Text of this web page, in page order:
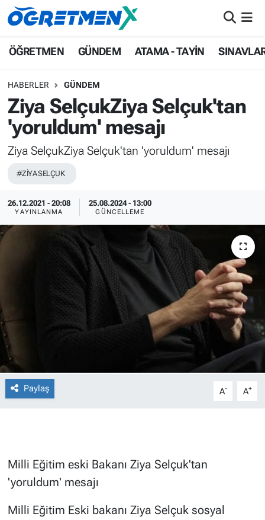
ÖĞRETMEN GÜNDEM ATAMA - TAYİN
HABERLER GÜNDEM
Ziya SelçukZiya Selçuk'tan
'yoruldum' mesajı
Ziya SelçukZiya Selçuk'tan 'yoruldum' mesajı
#ZİYA SELÇUK
26.12.2021 - 20:08
YAYINLANMA
25.08.2024 - 13:00
GÜNCELLEME
Paylaş A- A+
Milli Eğitim eski Bakanı Ziya Selçuk'tan
'yoruldum' mesajı
Milli Eğitim Eski bakanı Ziya Selçuk sosyal
ÖĞRETMEN
ATAMA - TAYİN
SINAVLAR
UZMAN ÖĞRETMENLİK
EKONOMİ
İstanbul Nöbetçi Eczaneler
İstanbul Namaz Vakitleri
İstanbul Trafik Yoğunluk Haritası
Tüm Manşetler
Son Dakika Haberleri
Haber Arşivi